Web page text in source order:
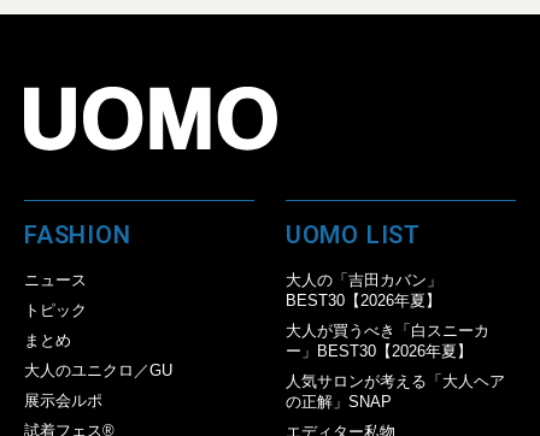
FASHION
ニュース
トピック
まとめ
大人のユニクロ／GU
展示会ルポ
試着フェス®︎
UOMO LIST
大人の「吉田カバン」
BEST30【2026年夏】
大人が買うべき「白スニーカ
ー」BEST30【2026年夏】
人気サロンが考える「大人ヘア
の正解」SNAP
エディター私物